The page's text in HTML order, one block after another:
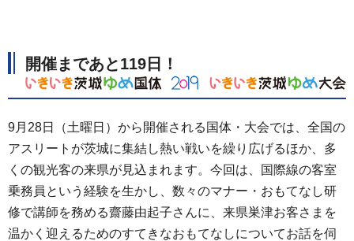
開催まであと119日！
9月28日（土曜日）から開催される国体・大会では、全国の
アスリートが茨城に集結し熱い戦いを繰り広げるほか、多
くの観光客の来県が見込まれます。今回は、国際線の客室
乗務員という経験を生かし、数々のマナー・おもてなし研
修で講師を務める齋藤由起子さんに、来県巣津お客さまを
温かく迎えるためのすてきなおもてなしについてお話を伺